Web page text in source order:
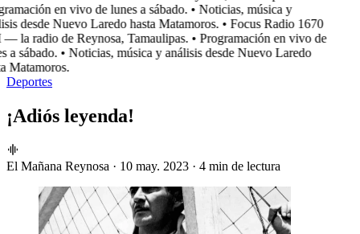
en vivo de lunes a sábado. • Noticias, música y
desde Nuevo Laredo hasta Matamoros. • Focus Radio 1670
la radio de Reynosa, Tamaulipas. • Programación en vivo de
a sábado. • Noticias, música y análisis desde Nuevo Laredo
Matamoros.
Deportes
¡Adiós leyenda!
El Mañana Reynosa · 10 may. 2023 · 4 min de lectura